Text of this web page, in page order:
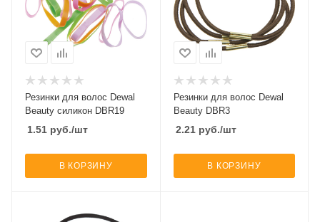
Резинки для волос Dewal
Beauty силикон DBR19
1.51 руб./шт
В КОРЗИНУ
Резинки для волос Dewal
Beauty DBR3
2.21руб./шт
В КОРЗИНУ